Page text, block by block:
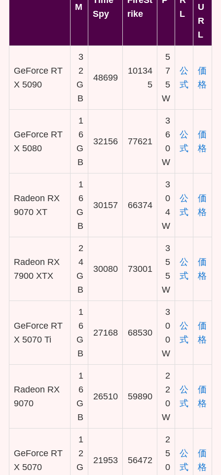
M
Spy
rike
L
U
R
L
GeForce RT
X 5090
3
2
G
B
48699
10134
5
5
7
5
W
公
式
価
格
GeForce RT
X 5080
1
6
G
B
32156 77621
3
6
0
W
公
式
価
格
Radeon RX
9070 XT
1
6
G
B
30157 66374
3
0
4
W
公
式
価
格
Radeon RX
7900 XTX
2
4
G
B
30080 73001
3
5
5
W
公
式
価
格
GeForce RT
X 5070 Ti
1
6
G
B
27168 68530
3
0
0
W
公
式
価
格
Radeon RX
9070
1
6
G
B
26510 59890
2
2
0
W
公
式
価
格
GeForce RT
X 5070
1
2
G
21953 56472
2
5
0
公
式
価
格